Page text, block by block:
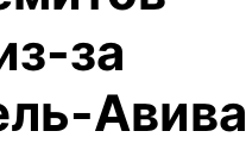
за
Авива